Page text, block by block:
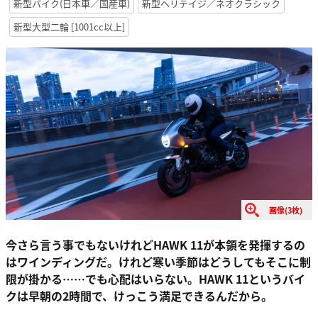
新型バイク(日本車／国産車)
新型ヘリテイジ／ネオクラシック
新型大型二輪 [1001cc以上]
画像(3枚)
今さら言う事でもないけれどHAWK 11が本領を発揮するの
はワインディングだ。けれど寒い季節はどうしてもそこに制
限が掛かる……でも心配はいらない。HAWK 11というバイ
クは早朝の2時間で、けっこう満足できるんだから。